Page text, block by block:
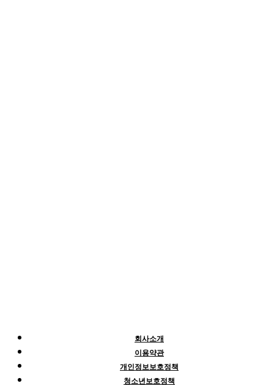
회사소개
이용약관
개인정보보호정책
청소년보호정책